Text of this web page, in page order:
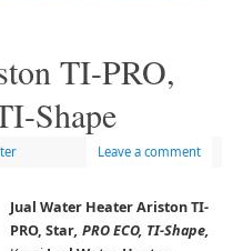
TI-PRO,
Shape
Leave a comment
Jual Water Heater Ariston TI-
PRO, Star, PRO ECO, TI-Shape,